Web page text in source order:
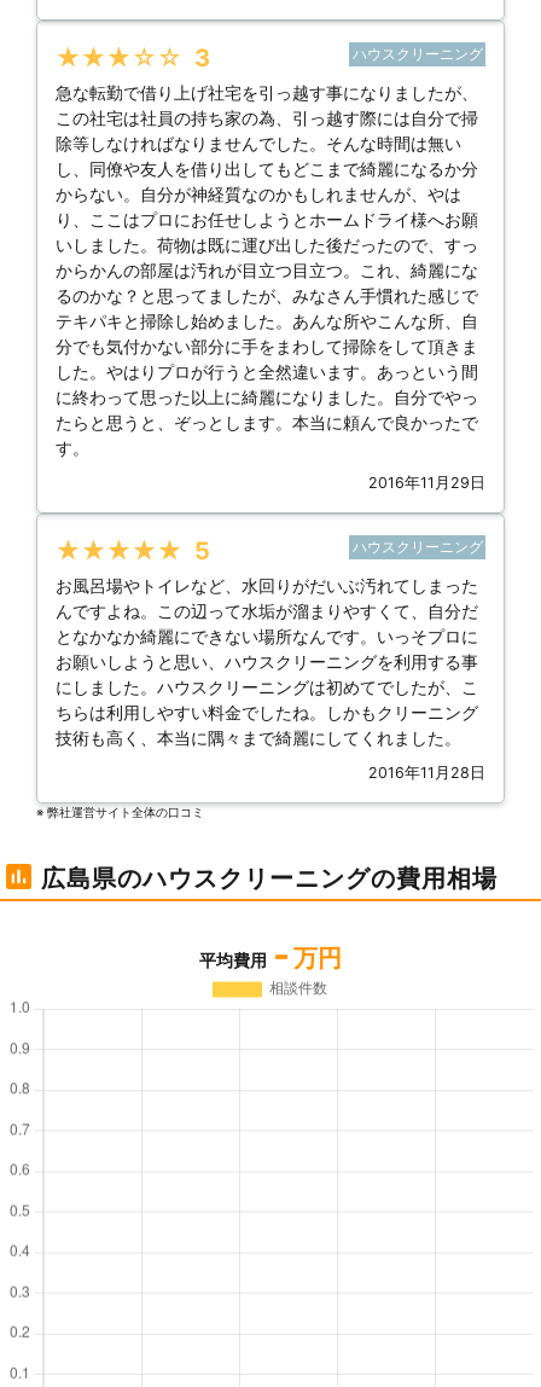
★★★★★ 3 ハウスクリーニング
急な転勤で借り上げ社宅を引っ越す事になりましたが、
この社宅は社員の持ち家の為、引っ越す際には自分で掃
除等しなければなりませんでした。そんな時間は無い
し、同僚や友人を借り出してもどこまで綺麗になるか分
からない。自分が神経質なのかもしれませんが、やは
り、ここはプロにお任せしようとホームドライ様へお願
いしました。荷物は既に運び出した後だったので、すっ
からかんの部屋は汚れが目立つ目立つ。これ、綺麗にな
るのかな？と思ってましたが、みなさん手慣れた感じで
テキパキと掃除し始めました。あんな所やこんな所、自
分でも気付かない部分に手をまわして掃除をして頂きま
した。やはりプロが行うと全然違います。あっという間
に終わって思った以上に綺麗になりました。自分でやっ
たらと思うと、ぞっとします。本当に頼んで良かったで
す。
2016年11月29日
★★★★★ 5 ハウスクリーニング
お風呂場やトイレなど、水回りがだいぶ汚れてしまった
んですよね。この辺って水垢が溜まりやすくて、自分だ
となかなか綺麗にできない場所なんです。いっそプロに
お願いしようと思い、ハウスクリーニングを利用する事
にしました。ハウスクリーニングは初めてでしたが、こ
ちらは利用しやすい料金でしたね。しかもクリーニング
技術も高く、本当に隅々まで綺麗にしてくれました。
2016年11月28日
※ 弊社運営サイト全体の⼝コミ
広島県のハウスクリーニングの費用相場
平均費用 - 万円